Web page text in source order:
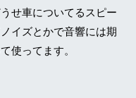
せ車についてるスピー
イズとかで音響には期
使ってます。